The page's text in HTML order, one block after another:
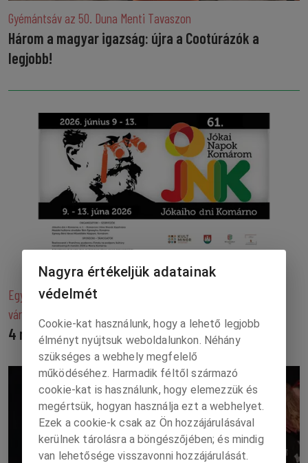
Gyémántsáv az 50. Duna Menti Tavaszon
Három a magyar igazság: újra a Cootúrázók a
legjobb!
Egy tucat színházi élmény, öt napon keresztül, Jókai Mór
városában
4 nap múlva Jókai Napok!
Nagyra értékeljük adatainak
védelmét
Cookie-kat használunk, hogy a lehető legjobb
élményt nyújtsuk weboldalunkon. Néhány
szükséges a webhely megfelelő
működéséhez. Harmadik féltől származó
cookie-kat is használunk, hogy elemezzük és
megértsük, hogyan használja ezt a webhelyet.
Ezek a cookie-k csak az Ön hozzájárulásával
kerülnek tárolásra a böngészőjében; és mindig
van lehetősége visszavonni hozzájárulását.